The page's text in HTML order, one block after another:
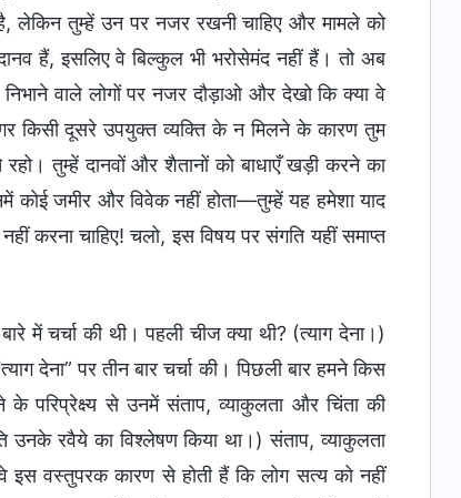
लेकिन तुम्हें उन पर नजर रखनी चाहिए और मामले को
हैं, इसलिए वे बिल्कुल भी भरोसेमंद नहीं हैं। तो अब
वाले लोगों पर नजर दौड़ाओ और देखो कि क्या वे
किसी दूसरे उपयुक्त व्यक्ति के न मिलने के कारण तुम
तुम्हें दानवों और शैतानों को बाधाएँ खड़ी करने का
कोई जमीर और विवेक नहीं होता—तुम्हें यह हमेशा याद
करना चाहिए! चलो, इस विषय पर संगति यहीं समाप्त
चर्चा की थी। पहली चीज क्या थी? (त्याग देना।)
देना” पर तीन बार चर्चा की। पिछली बार हमने किस
के परिप्रेक्ष्य से उनमें संताप, व्याकुलता और चिंता की
रवैये का विश्लेषण किया था।) संताप, व्याकुलता
इस वस्तुपरक कारण से होती हैं कि लोग सत्य को नहीं